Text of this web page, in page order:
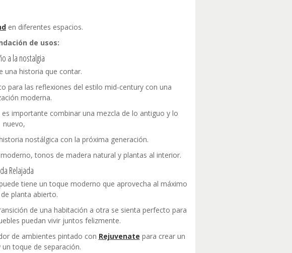
en diferentes espacios.
de usos:
a la nostalgia
una historia que contar.
para las reflexiones del estilo mid-century con una
moderna.
importante combinar una mezcla de lo antiguo y lo
nuevo,
nostálgica con la próxima generación.
tonos de madera natural y plantas al interior.
Relajada
tiene un toque moderno que aprovecha al máximo
planta abierto.
de una habitación a otra se sienta perfecto para
puedan vivir juntos felizmente.
de ambientes pintado con Rejuvenate para crear un
toque de separación.